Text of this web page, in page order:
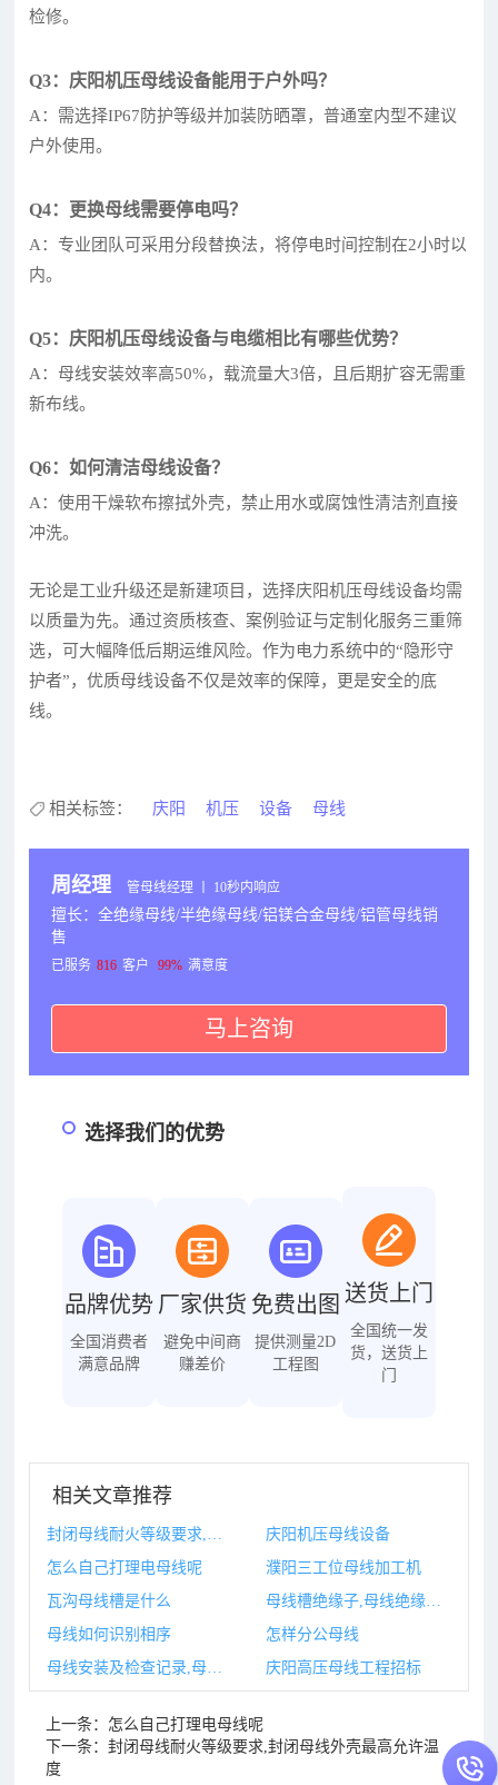
检修。
Q3：庆阳机压母线设备能用于户外吗？
A：需选择IP67防护等级并加装防晒罩，普通室内型不建议
户外使用。
Q4：更换母线需要停电吗？
A：专业团队可采用分段替换法，将停电时间控制在2小时以
内。
Q5：庆阳机压母线设备与电缆相比有哪些优势？
A：母线安装效率高50%，载流量大3倍，且后期扩容无需重
新布线。
Q6：如何清洁母线设备？
A：使用干燥软布擦拭外壳，禁止用水或腐蚀性清洁剂直接
冲洗。
无论是工业升级还是新建项目，选择庆阳机压母线设备均需
以质量为先。通过资质核查、案例验证与定制化服务三重筛
选，可大幅降低后期运维风险。作为电力系统中的“隐形守
护者”，优质母线设备不仅是效率的保障，更是安全的底
线。
相关标签： 庆阳 机压 设备 母线
周经理 管母线经理 丨 10秒内响应
擅长：全绝缘母线/半绝缘母线/铝镁合金母线/铝管母线销
售
已服务 816 客户 99% 满意度
马上咨询
选择我们的优势
品牌优势
全国消费者
满意品牌
厂家供货
避免中间商
赚差价
免费出图
提供测量2D
工程图
送货上门
全国统一发
货，送货上
门
相关文章推荐
庆阳机压母线设备
怎么自己打理电母线呢
濮阳三工位母线加工机
瓦沟母线槽是什么
母线槽绝缘子,母线绝缘子绝缘损坏的原因有哪些
母线如何识别相序
怎样分公母线
庆阳高压母线工程招标
上一条： 怎么自己打理电母线呢
下一条：封闭母线耐火等级要求,封闭母线外壳最高允许温
度